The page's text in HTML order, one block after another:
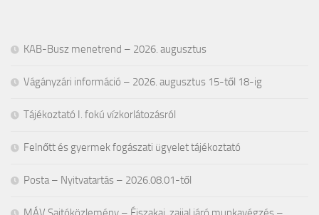
KAB-Busz menetrend – 2026. augusztus
Vágányzári információ – 2026. augusztus 15-től 18-ig
Tájékoztató I. fokú vízkorlátozásról
Felnőtt és gyermek fogászati ügyelet tájékoztató
Posta – Nyitvatartás – 2026.08.01-től